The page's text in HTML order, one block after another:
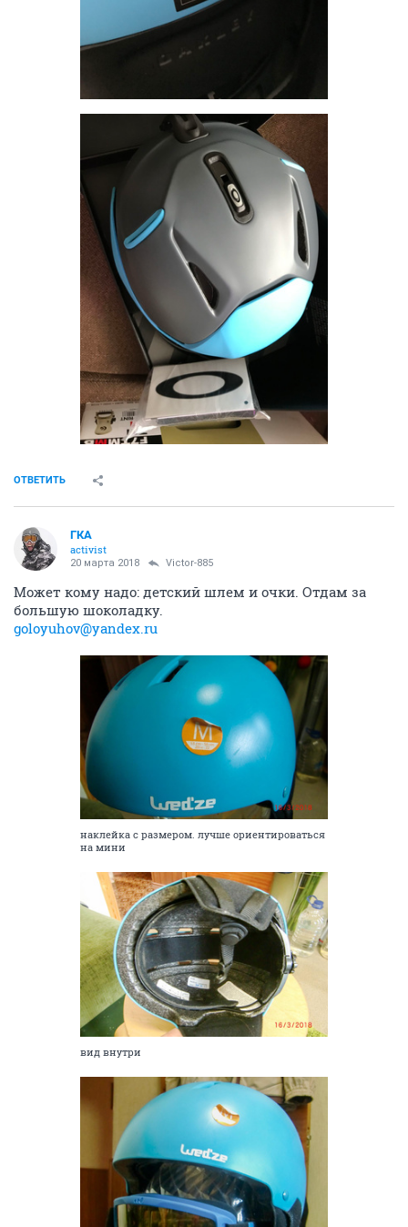
ОТВЕТИТЬ
ГКА
activist
20 марта 2018 Victor-885
Может кому надо: детский шлем и очки. Отдам за
большую шоколадку.
goloyuhov@yandex.ru
наклейка с размером. лучше ориентироваться
на мини
вид внутри